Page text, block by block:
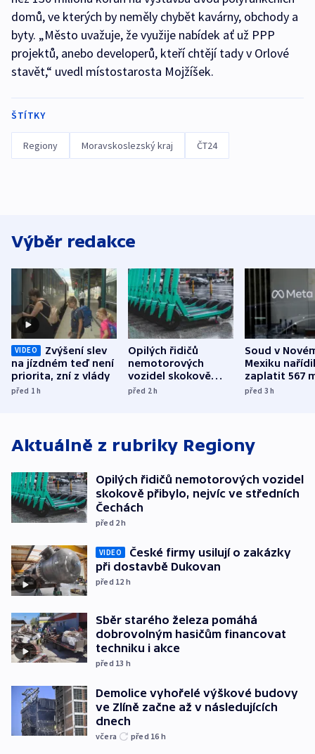
domů, ve kterých by neměly chybět kavárny, obchody a
byty. „Město uvažuje, že využije nabídek ať už PPP
projektů, anebo developerů, kteří chtějí tady v Orlové
stavět,“ uvedl místostarosta Mojžíšek.
ŠTÍTKY
Regiony Moravskoslezský kraj ČT24
Výběr redakce
VIDEO
Zvýšení slev
na jízdném teď není
priorita, zní z vlády
před 1h
Opilých řidičů
nemotorových
vozidel skokově
přibylo, nejvíc ve
před 2h
Soud v
Mexiku
zaplatit 567
dolarů kvůli
před 3h
Aktuálně z rubriky Regiony
Opilých řidičů nemotorových vozidel
skokově přibylo, nejvíc ve středních
Čechách
před 2h
VIDEO
České firmy usilují o zakázky
při dostavbě Dukovan
před 12 h
Sběr starého železa pomáhá
dobrovolným hasičům financovat
techniku i akce
před 13 h
Demolice vyhořelé výškové budovy
ve Zlíně začne až v následujících
dnech
včera před 16 h